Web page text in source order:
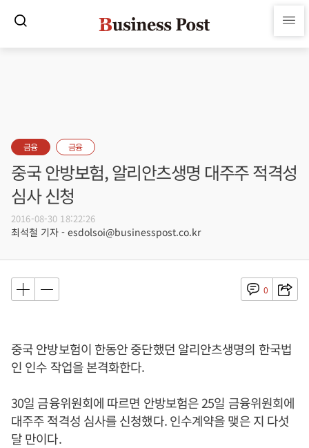
금융 금융
중국 안방보험, 알리안츠생명 대주주 적격성
심사 신청
2016-08-30 18:22:26
최석철 기자 - esdolsoi@businesspost.co.kr
0
중국 안방보험이 한동안 중단했던 알리안츠생명의 한국법
인 인수 작업을 본격화한다.
30일 금융위원회에 따르면 안방보험은 25일 금융위원회에
대주주 적격성 심사를 신청했다. 인수계약을 맺은 지 다섯
달 만이다.